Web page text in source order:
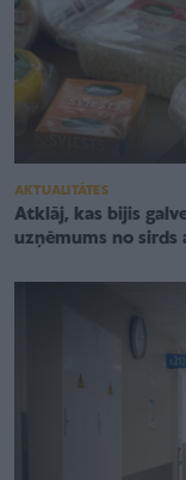
AKTUALITĀTES
Atklāj, kas bijis
uzņēmums no sirds